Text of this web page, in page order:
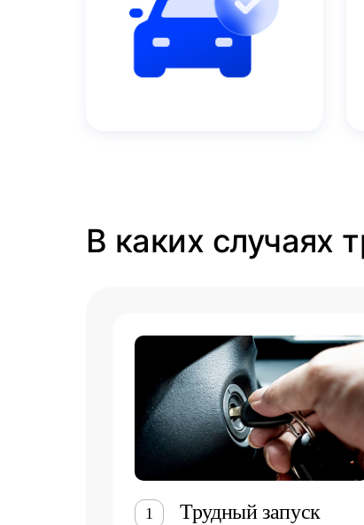
В каких случаях
1
Трудный запуск